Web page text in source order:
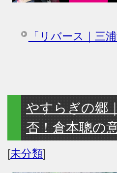
「リバース｜三
やすらぎの郷
否！倉本聰の
[未分類]